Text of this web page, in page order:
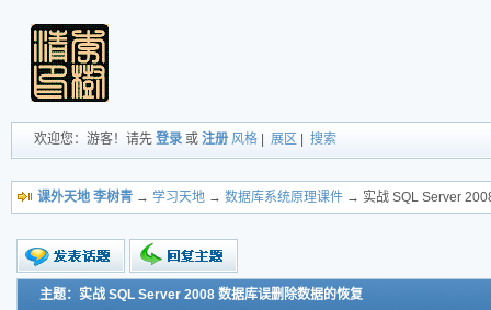
欢迎您：游客！请先 登录 或 注册 风格 展区 搜索
课外天地 李树青 → 学习天地 → 数据库系统原理课件 → 实战 SQL Server
新的主题
主题：实战 SQL Server 2008 数据库误删除数据的恢复